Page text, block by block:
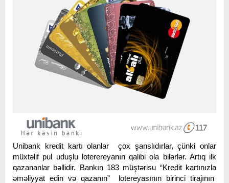
Unibank kredit kartı olanlar çox şanslıdırlar, çünki onlar
müxtəlif pul uduşlu loterereyanın qalibi ola bilərlər. Artıq ilk
qazananlar bəllidir. Bankın 183 müştərisu “Kredit kartınızla
əməliyyat edin və qazanın” lotereyasının birinci tirajının